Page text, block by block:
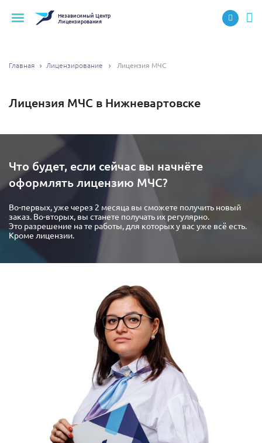
НезависимыйЦентр
Лицензирования
Главная Лицензирование Лицензия МЧС
Лицензия МЧС в Нижневартовске
Что будет, если сейчас вы начнёте
оформлять лицензию МЧС?
Во-первых, уже через 2 месяца вы сможете получить новый
заказ. Во-вторых, вы станете получать их регулярно.
Это разрешение на те работы, для которых у вас уже всё есть.
Кроме лицензии.